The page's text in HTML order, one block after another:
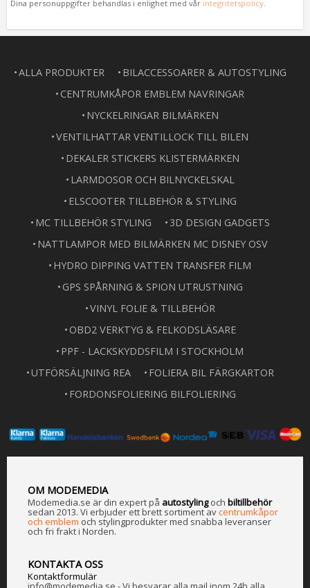
Dina personuppgifter behandlas i enlighet med vår integritetspolicy
ALLA PRODUKTER
BILACCESSOARER & AUTOSTYLING
CENTRUMKÅPOR EMBLEM NAVRINGAR
NYCKELRINGAR BILMÄRKEN
VENTILHATTAR VENTILLOCK TILL BILEN
DEKALER STICKERS KLISTERMÄRKEN
LARMDOSOR OCH BILNYCKELSKAL
ELSCOOTER TILLBEHÖR & STYLING
MC TILLBEHÖR STYLING
3D DESIGN GADGETS
NATTLAMPOR MED BILMÄRKEN MC DISNEY OSV
HYDRO DIPPING VATTEN TRANSFER FILM
GPS SPÅRNING & SPION UTRUSTNING
VINYL FOLIE & TILLBEHÖR
OBD2 VERKTYG & FELKODSLÄSARE
PPF - LACKSKYDDSFILM I STOCKHOLM
UTFÖRSÄLJNING REA
FOLIERA BIL FÄRGKARTOR
FORDONSFOLIERING BILFOLIERING
OM MODEMEDIA
Modemedia.se är din expert på autostylingoch biltillbehör
sedan 2013. Vi erbjuder ett brett sortiment avcentrumkåpor
och emblem och stylingprodukter med snabba leveranser
och fri frakt i Norden.
KONTAKTA OSS
Kontaktformulär